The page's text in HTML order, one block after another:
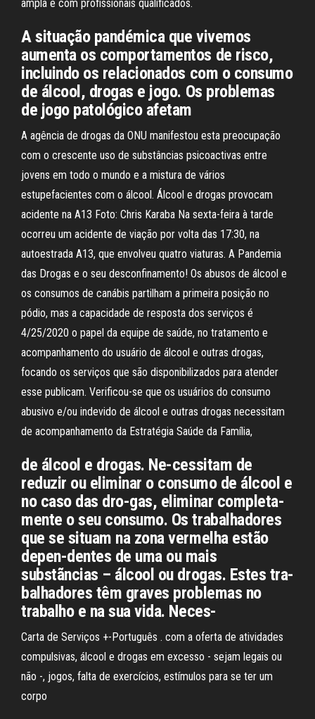
âmpla e com profissionais qualificados.
A situação pandémica que vivemos
aumenta os comportamentos de risco,
incluindo os relacionados com o consumo
de álcool, drogas e jogo. Os problemas
de jogo patológico afetam
A agência de drogas da ONU manifestou esta preocupação
com o crescente uso de substâncias psicoactivas entre
jovens em todo o mundo e a mistura de vários
estupefacientes com o álcool. Álcool e drogas provocam
acidente na A13 Foto: Chris Karaba Na sexta-feira à tarde
ocorreu um acidente de viação por volta das 17:30, na
autoestrada A13, que envolveu quatro viaturas. A Pandemia
das Drogas e o seu desconfinamento! Os abusos de álcool e
os consumos de canábis partilham a primeira posição no
pódio, mas a capacidade de resposta dos serviços é
4/25/2020 o papel da equipe de saúde, no tratamento e
acompanhamento do usuário de álcool e outras drogas,
focando os serviços que são disponibilizados para atender
esse publicam. Verificou-se que os usuários do consumo
abusivo e/ou indevido de álcool e outras drogas necessitam
de acompanhamento da Estratégia Saúde da Família,
de álcool e drogas. Ne-cessitam de
reduzir ou eliminar o consumo de álcool e
no caso das dro-gas, eliminar completa-
mente o seu consumo. Os trabalhadores
que se situam na zona vermelha estão
depen-dentes de uma ou mais
substãncias – álcool ou drogas. Estes tra-
balhadores têm graves problemas no
trabalho e na sua vida. Neces-
Carta de Serviços +-Português . com a oferta de atividades
compulsivas, álcool e drogas em excesso - sejam legais ou
não -, jogos, falta de exercícios, estímulos para se ter um
corpo